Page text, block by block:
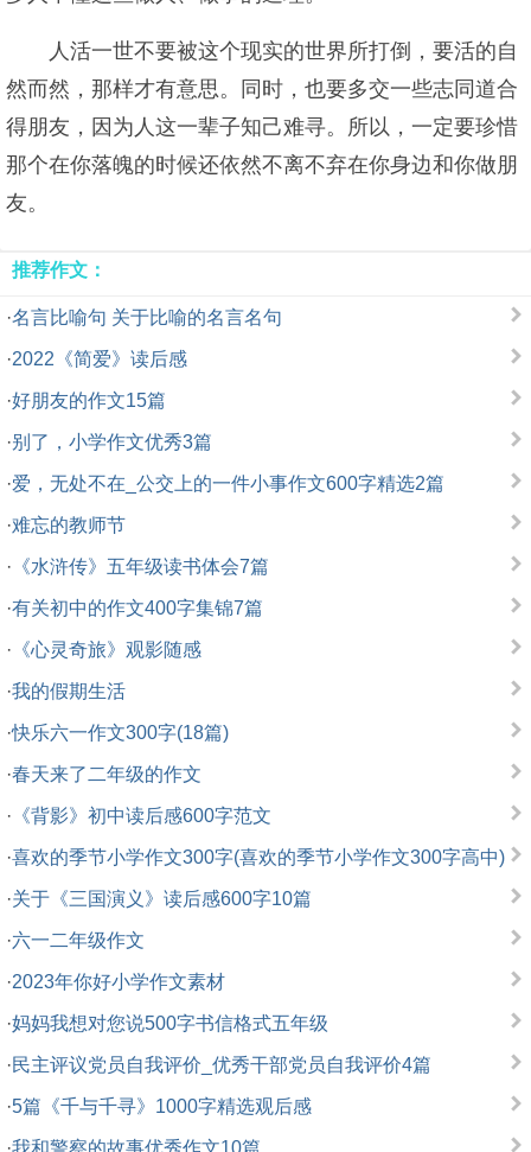
人活一世不要被这个现实的世界所打倒，要活的自
然而然，那样才有意思。同时，也要多交一些志同道合
得朋友，因为人这一辈子知己难寻。所以，一定要珍惜
那个在你落魄的时候还依然不离不弃在你身边和你做朋
友。
推荐作文：
·名言比喻句 关于比喻的名言名句
·2022《简爱》读后感
·好朋友的作文15篇
·别了，小学作文优秀3篇
·爱，无处不在_公交上的一件小事作文600字精选2篇
·难忘的教师节
· 《水浒传》五年级读书体会7篇
·有关初中的作文400字集锦7篇
· 《心灵奇旅》观影随感
·我的假期生活
·快乐六一作文300字(18篇)
·春天来了二年级的作文
· 《背影》初中读后感600字范文
·喜欢的季节小学作文300字(喜欢的季节小学作文300字高中)
·关于《三国演义》读后感600字10篇
·六一二年级作文
·2023年你好小学作文素材
·妈妈我想对您说500字书信格式五年级
·民主评议党员自我评价_优秀干部党员自我评价4篇
·5篇《千与千寻》1000字精选观后感
·我和警察的故事优秀作文10篇